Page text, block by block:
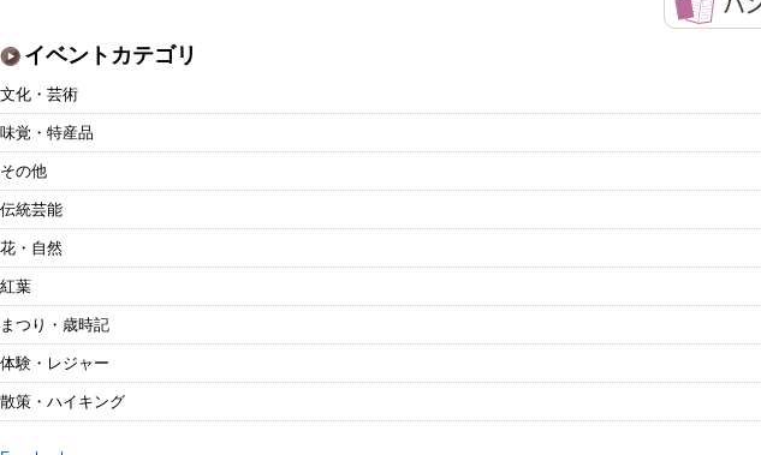
イベントカテゴリ
文化・芸術
味覚・特産品
その他
伝統芸能
花・自然
紅葉
まつり・歳時記
体験・レジャー
散策・ハイキング